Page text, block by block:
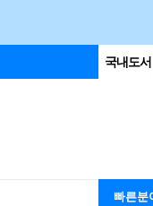
국내도서
빠른분